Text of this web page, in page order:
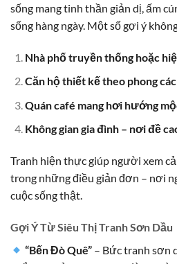
sống mang tinh thần giản dị, ấm
sống hàng ngày. Một số gợi ý
Nhà phố truyền thống hoặc
Căn hộ thiết kế theo phong
Quán café mang hơi hướng
Không gian gia đình – nơi đề
Tranh hiện thực giúp người xem
trong những điều giản đơn – nơi
cuộc sống thật.
Gợi Ý Từ Siêu Thị Tranh Sơn Dầu
“Bến Đò Quê” – Bức tranh sơn